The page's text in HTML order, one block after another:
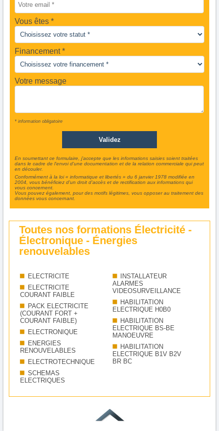
Vous êtes
Financement *
Votre message
* information obligatoire
En soumettant ce formulaire, j'accepte que les informations saisies soient traitées
dans le cadre de l'envoi d'une documentation et de la relation commerciale qui peut
en découler.
Conformément à la loi « informatique et libertés » du 6 janvier 1978 modifiée en
2004, vous bénéficiez d'un droit d'accès et de rectification aux informations qui
vous concernent.
Vous pouvez également, pour des motifs légitimes, vous opposer au traitement des
données vous concernant.
Toutes nos formations Électricité -
Électronique - Énergies
renouvelables
ELECTRICITE
ELECTRICITE
COURANT FAIBLE
PACK ELECTRICITE
(COURANT FORT +
COURANT FAIBLE)
ELECTRONIQUE
ENERGIES
RENOUVELABLES
ELECTROTECHNIQUE
SCHEMAS
ELECTRIQUES
INSTALLATEUR
ALARMES
VIDEOSURVEILLANCE
HABILITATION
ELECTRIQUE H0B0
HABILITATION
ELECTRIQUE BS-BE
MANOEUVRE
HABILITATION
ELECTRIQUE B1V B2V
BR BC